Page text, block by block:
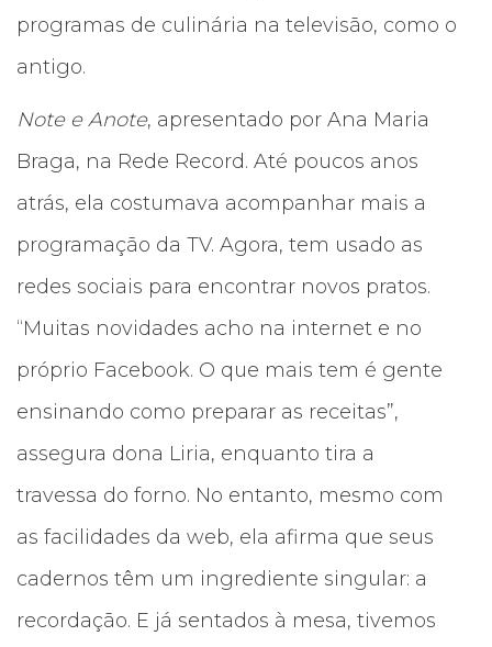
programas de culinária na televisão, como o
antigo.
Note e Anote, apresentado por Ana Maria
Braga, na Rede Record. Até poucos anos
atrás, ela costumava acompanhar mais a
programação da TV. Agora, tem usado as
redes sociais para encontrar novos pratos.
“Muitas novidades acho na internet e no
próprio Facebook. O que mais tem é gente
ensinando como preparar as receitas”,
assegura dona Liria, enquanto tira a
travessa do forno. No entanto, mesmo com
as facilidades da web, ela afirma que seus
cadernos têm um ingrediente singular: a
recordação. E já sentados à mesa, tivemos